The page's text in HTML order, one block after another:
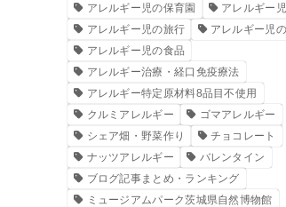
アレルギー児の保育園
アレルギー
アレルギー児の旅行
アレルギー児
アレルギー児の食品
アレルギー治療・経口免疫療法
アレルギー特定原材料8品目不使用
クルミアレルギー
ゴマアレルギー
シェア畑・野菜作り
チョコレート
ナッツアレルギー
バレンタイン
ブログ記事まとめ・ランキング
ミュージアムパーク茨城県自然博物館